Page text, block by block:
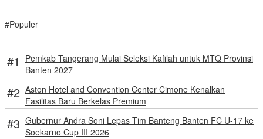
#Populer
Pemkab Tangerang Mulai Seleksi Kafilah untuk MTQ Provinsi
Banten 2027
Aston Hotel and Convention Center Cimone Kenalkan
Fasilitas Baru Berkelas Premium
Gubernur Andra Soni Lepas Tim Banteng Banten FC U-17 ke
Soekarno Cup III 2026